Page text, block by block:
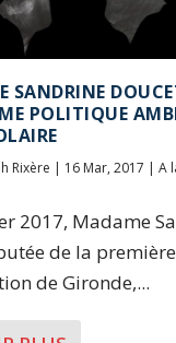
SANDRINE
POLITIQUE
Rixère | 16 Mar, 2017 |A
2017, Madame
de la première
de Gironde,...